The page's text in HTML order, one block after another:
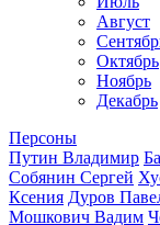
Август
Октябрь
Ноябрь
Декабрь
Персоны
Путин Владимир
Собянин Сергей
Ксения Дуров
Мошкович Вадим